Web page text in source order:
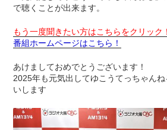
で聴くことが出来ます。
もう一度聞きたい方はこちらをクリック！
番組ホームページはこちら！
あけましておめでとうございます！
2025年も元気出してゆこうてっちゃん
いします